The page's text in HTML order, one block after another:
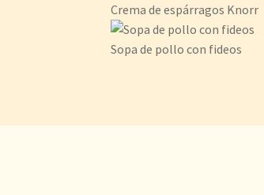
Crema de espárragos Knorr
Sopa de pollo con fideos